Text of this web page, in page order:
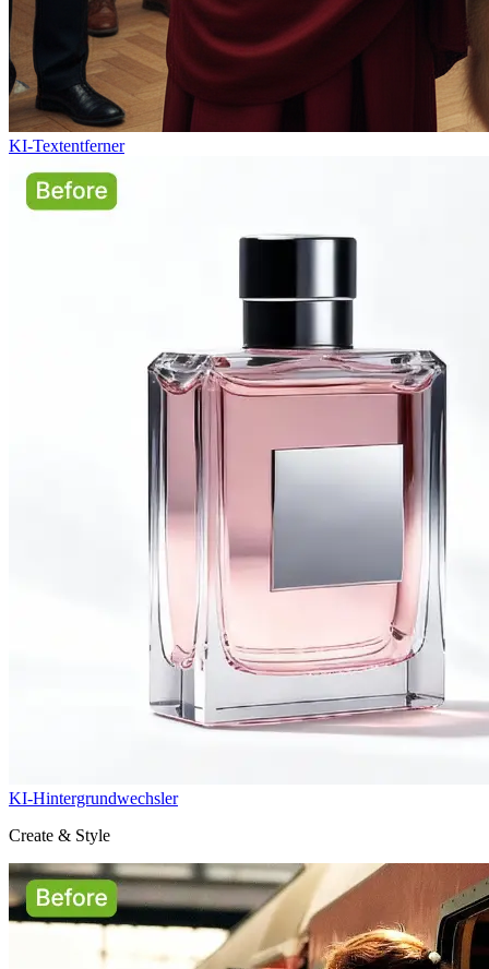
KI-Textentferner
KI-Hintergrundwechsler
Create & Style